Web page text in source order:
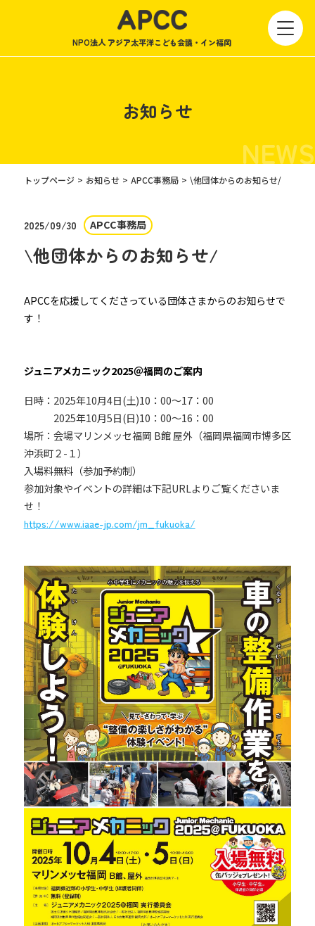
NPO法人 アジア太平洋こども会議・イン福岡
お知らせ
NEWS
トップページ お知らせ APCC事務局 \他団体からのお知らせ/
2025/09/30 APCC事務局
\他団体からのお知らせ/
APCCを応援してくださっている団体さまからのお知らせで
す！
ジュニアメカニック2025＠福岡のご案内
日時：2025年10月4日(土)10：00～17：00
2025年10月5日(日)10：00～16：00
場所：会場マリンメッセ福岡 B館 屋外（福岡県福岡市博多区
沖浜町２-１）
入場料無料（参加予約制）
参加対象やイベントの詳細は下記URLよりご覧くださいま
せ！
https://www.iaae-jp.com/jm_fukuoka/